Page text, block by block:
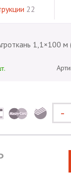
22
1,1×100 м
-